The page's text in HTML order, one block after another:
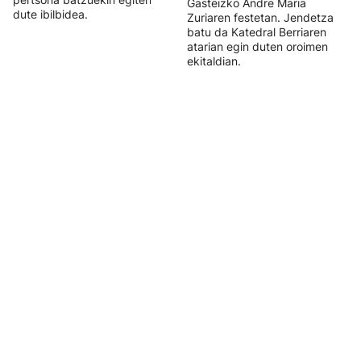
dute ibilbidea.
Gasteizko Andre Maria
Zuriaren festetan. Jendetza
batu da Katedral Berriaren
atarian egin duten oroimen
ekitaldian.